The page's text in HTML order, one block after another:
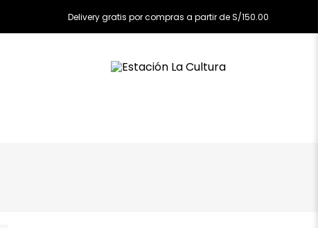
Delivery gratis por compras a partir de S/150.00